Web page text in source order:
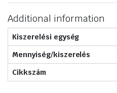
Additional information
Kiszerelési egység
Mennyiség/kiszerelés
Cikkszám